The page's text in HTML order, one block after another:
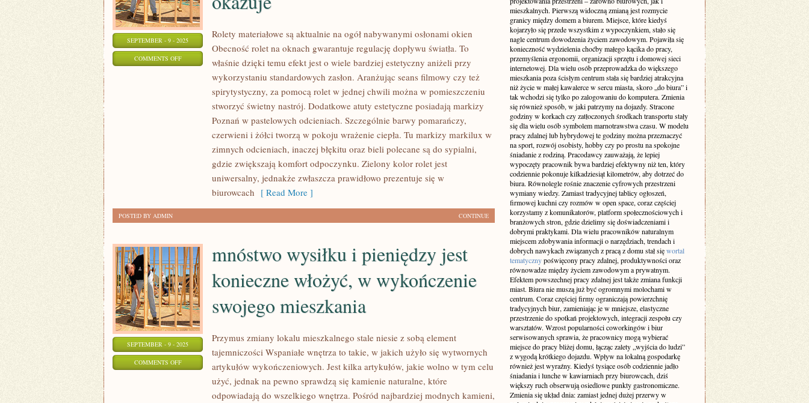
SEPTEMBER - 9 - 2025
COMMENTS OFFON
WYZWANIEM,
SIĘ
OKAZUJE
Rolety materiałowe są aktualnie na ogół nabywanymi osłonami okien
Obecność rolet na oknach gwarantuje regulację dopływu światła. To
właśnie dzięki temu efekt jest o wiele bardziej estetyczny aniżeli przy
wykorzystaniu standardowych zasłon. Aranżując seans filmowy czy też
spirytystyczny, za pomocą rolet w jednej chwili można w pomieszczeniu
stworzyć świetny nastrój. Dodatkowe atuty estetyczne posiadają markizy
Poznań w pastelowych odcieniach. Szczególnie barwy pomarańczy,
czerwieni i żółci tworzą w pokoju wrażenie ciepła. Tu markizy markilux w
zimnych odcieniach, inaczej błękitu oraz bieli polecane są do sypialni,
gdzie zwiększają komfort odpoczynku. Zielony kolor rolet jest
uniwersalny, jednakże zwłaszcza prawidłowo prezentuje się w
biurowcach [ Read More ]
CONTINUE
POSTED BY ADMIN
SEPTEMBER - 9 - 2025
COMMENTS OFFON
mnóstwo wysiłku i pieniędzy jest
konieczne włożyć, w wykończenie
swojego mieszkania
Przymus zmiany lokalu mieszkalnego stale niesie z sobą element
tajemniczości Wspaniałe wnętrza to takie, w jakich użyło się wytwornych
artykułów wykończeniowych. Jest kilka artykułów, jakie wolno w tym celu
użyć, jednak na pewno sprawdzą się kamienie naturalne, które
odpowiadają do wszelkiego wnętrza. Pośród najbardziej modnych kamieni,
mieszkalnych. Pierwszą widoczną zmianą jest rozmycie
granicy między domem a biurem. Miejsce, które kiedyś
kojarzyło się przede wszystkim z wypoczynkiem, stało się
nagle centrum dowodzenia życiem zawodowym. Pojawiła się
konieczność wydzielenia choćby małego kącika do pracy,
przemyślenia ergonomii, organizacji sprzętu i domowej sieci
internetowej. Dla wielu osób przeprowadzka do większego
mieszkania poza ścisłym centrum stała się bardziej atrakcyjna
niż życie w małej kawalerce w sercu miasta, skoro „do biura” i
tak wchodzi się tylko po zalogowaniu do komputera. Zmienia
się również sposób, w jaki patrzymy na dojazdy. Stracone
godziny w korkach czy zatłoczonych środkach transportu stały
się dla wielu osób symbolem marnotrawstwa czasu. W modelu
pracy zdalnej lub hybrydowej te godziny można przeznaczyć
na sport, rozwój osobisty, hobby czy po prostu na spokojne
śniadanie z rodziną. Pracodawcy zauważają, że lepiej
wypoczęty pracownik bywa bardziej efektywny niż ten, który
codziennie pokonuje kilkadziesiąt kilometrów, aby dotrzeć do
biura. Równolegle rośnie znaczenie cyfrowych przestrzeni
wymiany wiedzy. Zamiast tradycyjnej tablicy ogłoszeń,
firmowej kuchni czy rozmów w open space, coraz częściej
korzystamy z komunikatorów, platform społecznościowych i
branżowych stron, gdzie dzielimy się doświadczeniami i
dobrymi praktykami. Dla wielu pracowników naturalnym
miejscem zdobywania informacji o narzędziach, trendach i
dobrych nawykach związanych z pracą z domu stał sięwortal
tematycznypoświęcony pracy zdalnej, produktywności oraz
równowadze między życiem zawodowym a prywatnym.
Efektem powszechnej pracy zdalnej jest także zmiana funkcji
miast. Biura nie muszą już być ogromnymi molochami w
centrum. Coraz częściej firmy ograniczają powierzchnię
tradycyjnych biur, zamieniając je w mniejsze, elastyczne
przestrzenie do spotkań projektowych, integracji zespołu czy
warsztatów. Wzrost popularności coworkingów i biur
serwisowanych sprawia, że pracownicy mogą wybierać
miejsce do pracy bliżej domu, łącząc zalety „wyjścia do ludzi”
z wygodą krótkiego dojazdu. Wpływ na lokalną gospodarkę
również jest wyraźny. Kiedyś tysiące osób codziennie jadło
śniadania i lunche w kawiarniach przy biurowcach, dziś
większy ruch obserwują osiedlowe punkty gastronomiczne.
Zmienia się układ dnia: zamiast jednej dużej przerwy w